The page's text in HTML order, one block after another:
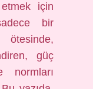
için
bir
güç
normları